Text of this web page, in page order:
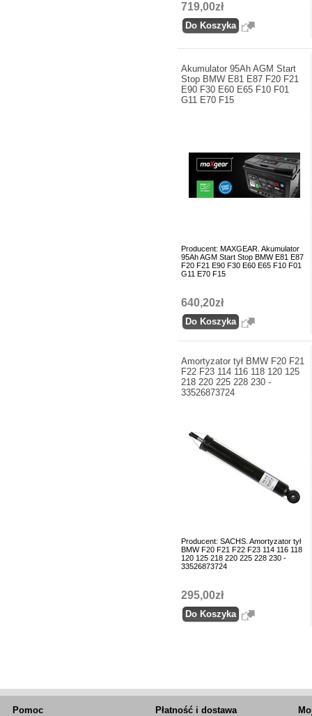
719,00zł
Akumulator 95Ah AGM Start
Stop BMW E81 E87 F20 F21
E90 F30 E60 E65 F10 F01
G11 E70 F15
Producent: MAXGEAR. Akumulator
95Ah AGM Start Stop BMW E81 E87
F20 F21 E90 F30 E60 E65 F10 F01
G11 E70 F15
640,20zł
Amortyzator tył BMW F20 F21
F22 F23 114 116 118 120 125
218 220 225 228 230 -
33526873724
Producent: SACHS. Amortyzator tył
BMW F20 F21 F22 F23 114 116 118
120 125 218 220 225 228 230 -
33526873724
295,00zł
Pomoc Płatność i dostawa